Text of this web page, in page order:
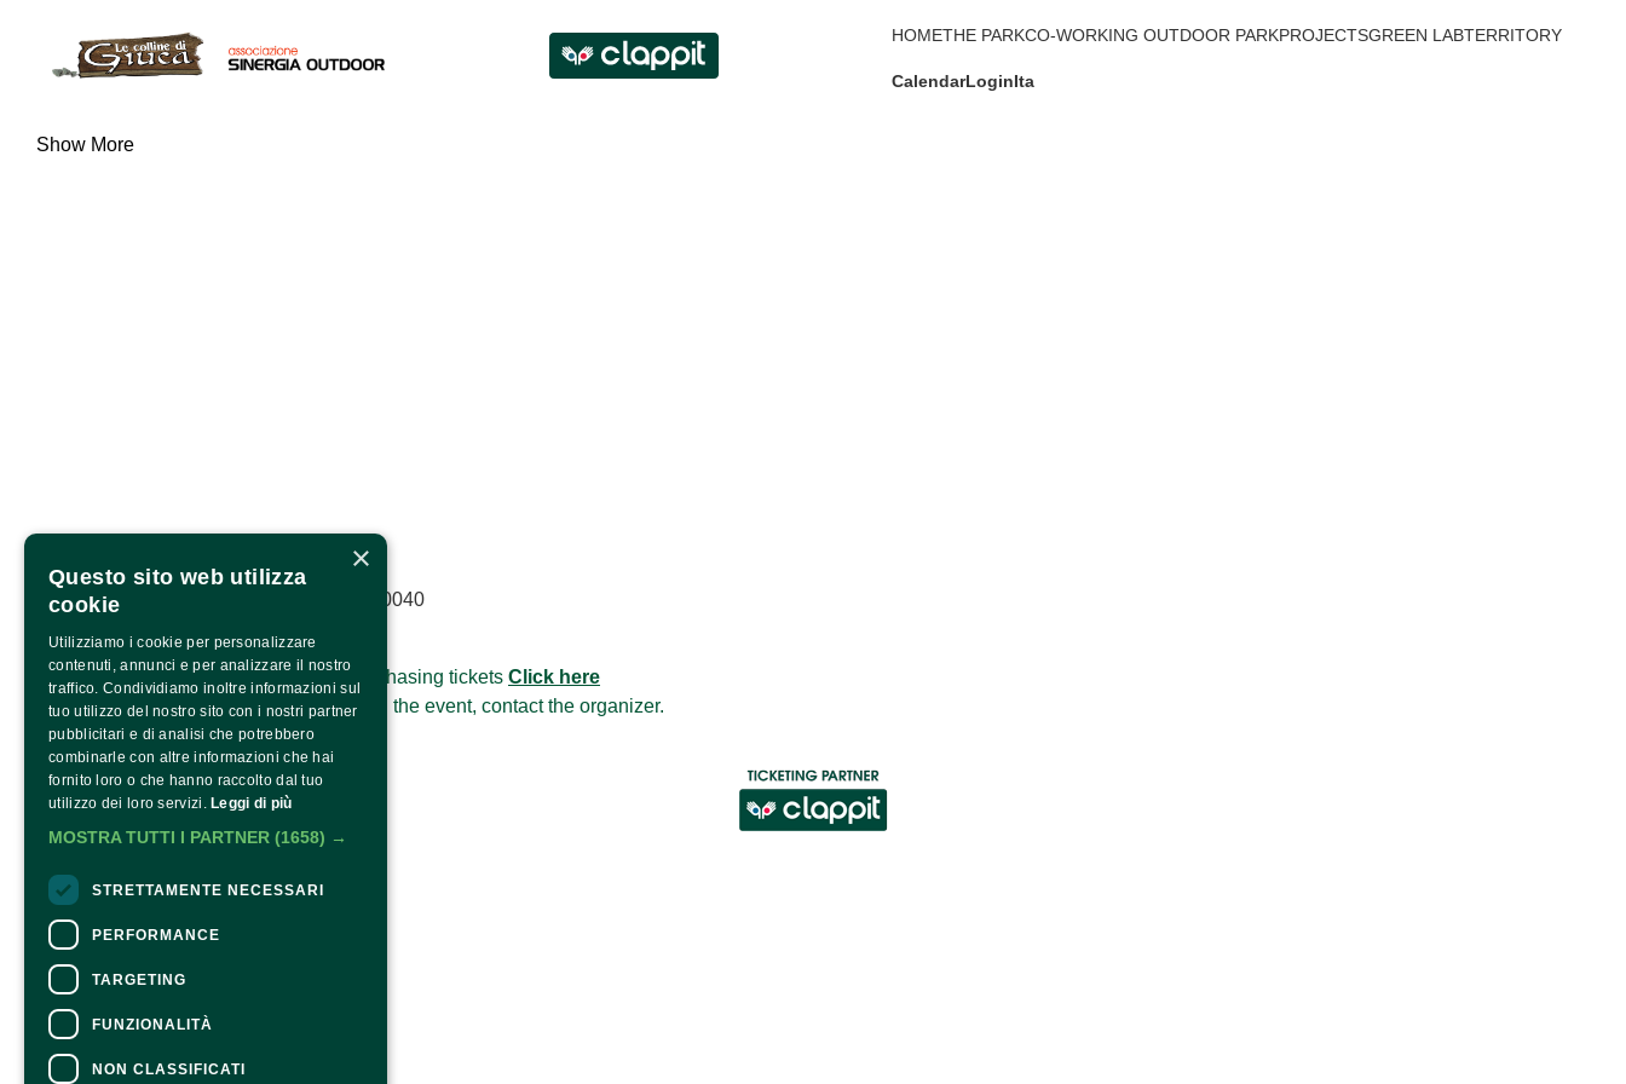
HOMETHE PARKCO-WORKING OUTDOOR PARKPROJECTSGREEN LABTERRITORY
CalendarLoginIta
Show More
Copyright © 2022 – P.Iva 03561980040
CONTACTS
For information and support in purchasing tickets Click here
For information on the program and the event, contact the organizer.
Accessibility statement
×
Questo sito web utilizza
cookie
Utilizziamo i cookie per personalizzare
contenuti, annunci e per analizzare il nostro
traffico. Condividiamo inoltre informazioni sul
tuo utilizzo del nostro sito con i nostri partner
pubblicitari e di analisi che potrebbero
combinarle con altre informazioni che hai
fornito loro o che hanno raccolto dal tuo
utilizzo dei loro servizi. Leggi di più
MOSTRA TUTTI I PARTNER (1658) →
STRETTAMENTE NECESSARI
PERFORMANCE
TARGETING
FUNZIONALITÀ
NON CLASSIFICATI